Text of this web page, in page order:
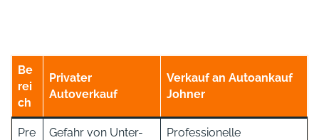
Be
rei
ch
Privater
Autoverkauf
Verkauf an Autoankauf
Johner
Pre
Gefahr von Unter-
Professionelle